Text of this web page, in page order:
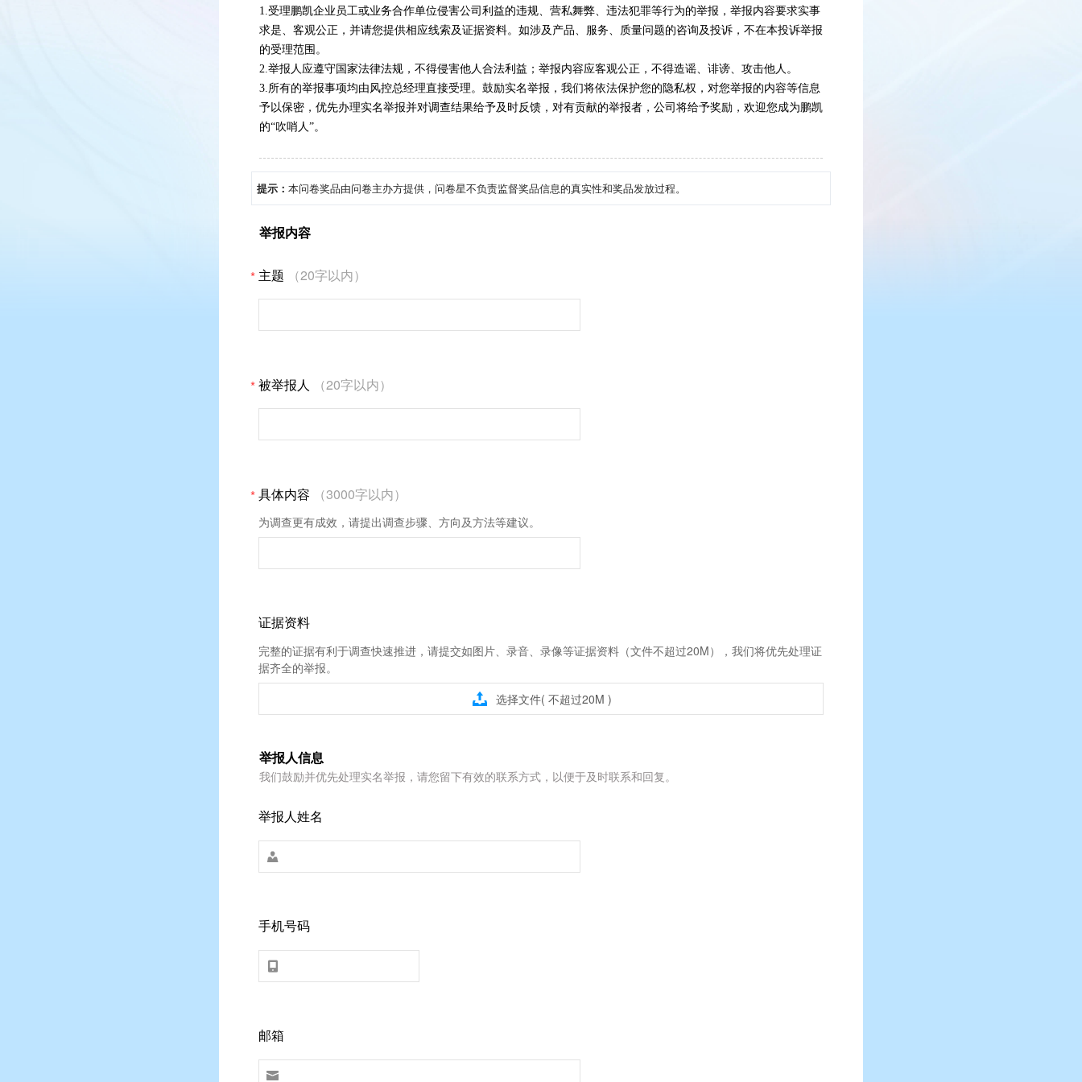
1.受理鹏凯企业员工或业务合作单位侵害公司利益的违规、营私舞弊、违法犯罪等行为的举报，举报内容要求实事
求是、客观公正，并请您提供相应线索及证据资料。如涉及产品、服务、质量问题的咨询及投诉，不在本投诉举报
的受理范围。
2.举报人应遵守国家法律法规，不得侵害他人合法利益；举报内容应客观公正，不得造谣、诽谤、攻击他人。
3.所有的举报事项均由风控总经理直接受理。鼓励实名举报，我们将依法保护您的隐私权，对您举报的内容等信息
予以保密，优先办理实名举报并对调查结果给予及时反馈，对有贡献的举报者，公司将给予奖励，欢迎您成为鹏凯
的“吹哨人”。
提示： 本问卷奖品由问卷主办方提供，问卷星不负责监督奖品信息的真实性和奖品发放过程。
举报内容
* 主题 （20字以内）
* 被举报人 （20字以内）
* 具体内容 （3000字以内）
为调查更有成效，请提出调查步骤、方向及方法等建议。
证据资料
完整的证据有利于调查快速推进，请提交如图片、录音、录像等证据资料（文件不超过20M），我们将优先处理证
据齐全的举报。
 选择文件( 不超过20M )
举报人信息
我们鼓励并优先处理实名举报，请您留下有效的联系方式，以便于及时联系和回复。
举报人姓名

手机号码

邮箱
